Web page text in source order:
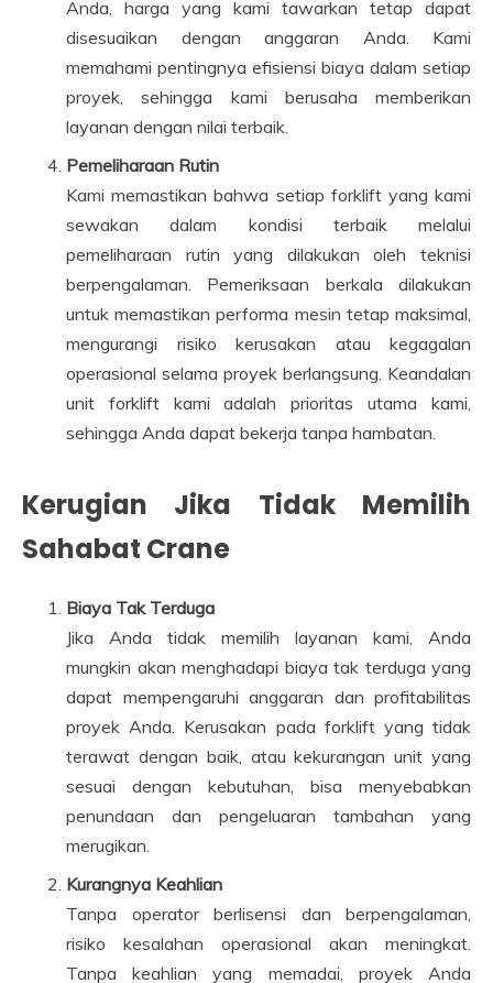
Anda, harga yang kami tawarkan tetap dapat
disesuaikan dengan anggaran Anda. Kami
memahami pentingnya efisiensi biaya dalam setiap
proyek, sehingga kami berusaha memberikan
layanan dengan nilai terbaik.
Pemeliharaan Rutin
Kami memastikan bahwa setiap forklift yang kami
sewakan dalam kondisi terbaik melalui
pemeliharaan rutin yang dilakukan oleh teknisi
berpengalaman. Pemeriksaan berkala dilakukan
untuk memastikan performa mesin tetap maksimal,
mengurangi risiko kerusakan atau kegagalan
operasional selama proyek berlangsung. Keandalan
unit forklift kami adalah prioritas utama kami,
sehingga Anda dapat bekerja tanpa hambatan.
Kerugian Jika Tidak Memilih
Sahabat Crane
Biaya Tak Terduga
Jika Anda tidak memilih layanan kami, Anda
mungkin akan menghadapi biaya tak terduga yang
dapat mempengaruhi anggaran dan profitabilitas
proyek Anda. Kerusakan pada forklift yang tidak
terawat dengan baik, atau kekurangan unit yang
sesuai dengan kebutuhan, bisa menyebabkan
penundaan dan pengeluaran tambahan yang
merugikan.
Kurangnya Keahlian
Tanpa operator berlisensi dan berpengalaman,
risiko kesalahan operasional akan meningkat.
Tanpa keahlian yang memadai, proyek Anda